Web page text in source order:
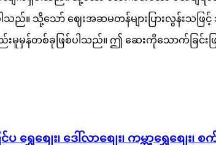
ါသည်။ သို့သော် ဈေးအဆမတန်များပြားလွန်
းမူမှန်တစ်ခုဖြစ်ပါသည်။ ဤ ဆေးကိုသောက်ခြင်း
ျေး၊ ဒေါ်လာစျေး၊ ကမ္ဘာ့ရွှေစျေး၊ စ